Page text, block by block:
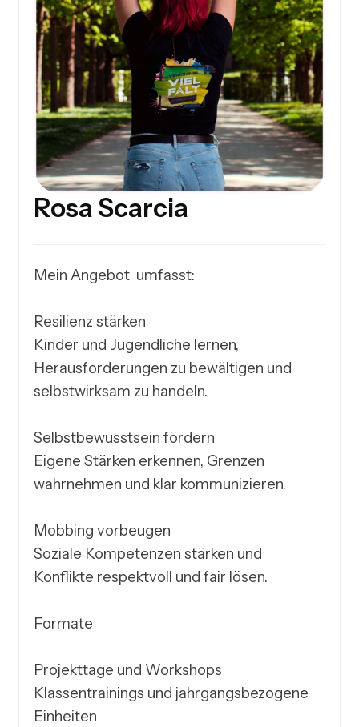
Rosa Scarcia
Mein Angebot  umfasst:
Resilienz stärken
Kinder und Jugendliche lernen,
Herausforderungen zu bewältigen und
selbstwirksam zu handeln.
Selbstbewusstsein fördern
Eigene Stärken erkennen, Grenzen
wahrnehmen und klar kommunizieren.
Mobbing vorbeugen
Soziale Kompetenzen stärken und
Konflikte respektvoll und fair lösen.
Formate
Projekttage und Workshops
Klassentrainings und jahrgangsbezogene
Einheiten